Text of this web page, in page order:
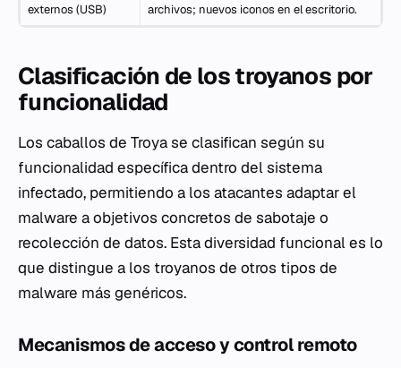
externos (USB)
archivos; nuevos iconos en el escritorio.
Clasificación de los troyanos por
funcionalidad
Los caballos de Troya se clasifican según su
funcionalidad específica dentro del sistema
infectado, permitiendo a los atacantes adaptar el
malware a objetivos concretos de sabotaje o
recolección de datos. Esta diversidad funcional es lo
que distingue a los troyanos de otros tipos de
malware más genéricos.
Mecanismos de acceso y control remoto